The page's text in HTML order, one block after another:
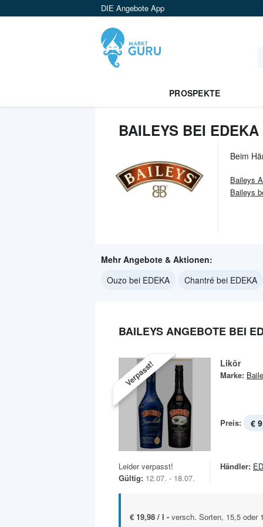
DIE Angebote App
PROSPEKTE
BAILEYS BEI
Beim
Baileys
Baileys
Mehr Angebote & Aktionen:
Ouzo bei EDEKA
Chantré bei EDEKA
BAILEYS ANGEBOTE BEI
Verpasst! Likör
Marke:
Preis: €
Leider verpasst!
Gültig: 12.07. - 18.07.
Händler:
€ 19,98 / l - versch. Sorten, 15,5 oder